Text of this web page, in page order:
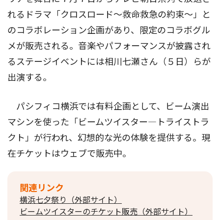
れるドラマ「クロスロード〜救命救急の約束〜」と
のコラボレーション企画があり、限定のコラボグル
メが販売される。音楽やパフォーマンスが披露され
るステージイベントには相川七瀬さん（５日）らが
出演する。
パシフィコ横浜では有料企画として、ビーム演出
マシンを使った「ビームツイスター―トライストラ
クト」が行われ、幻想的な光の体験を提供する。現
在チケットはウェブで販売中。
関連リンク
横浜七夕祭り（外部サイト）
ビームツイスターのチケット販売（外部サイト）